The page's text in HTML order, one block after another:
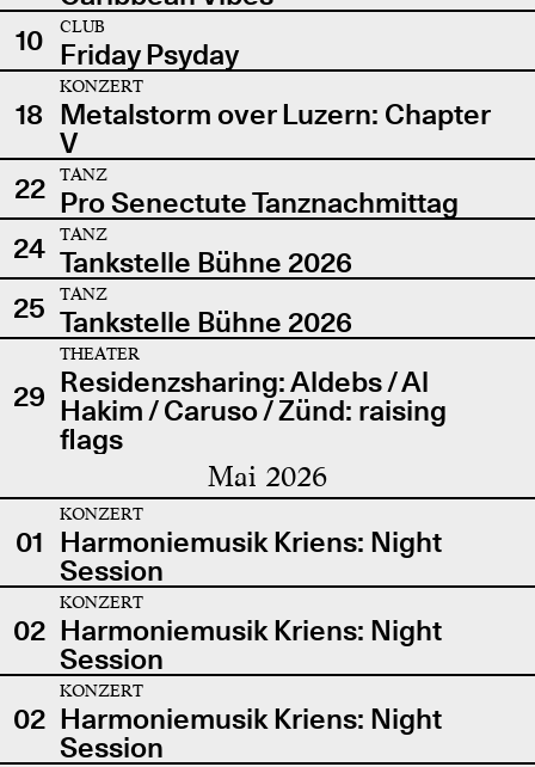
10
CLUB
Friday Psyday
18
KONZERT
Metalstorm over Luzern: Chapter
V
22
TANZ
Pro Senectute Tanznachmittag
24
TANZ
Tankstelle Bühne 2026
25
TANZ
Tankstelle Bühne 2026
29
THEATER
Residenzsharing: Aldebs / Al
Hakim / Caruso / Zünd: raising
flags
Mai 2026
01
KONZERT
Harmoniemusik Kriens: Night
Session
02
KONZERT
Harmoniemusik Kriens: Night
Session
02
KONZERT
Harmoniemusik Kriens: Night
Session